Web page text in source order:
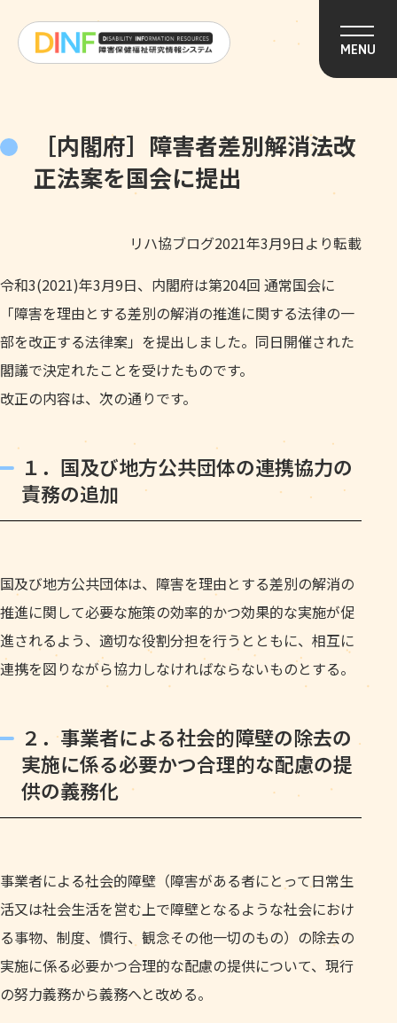
MENU
［内閣府］障害者差別解消法改
正法案を国会に提出
リハ協ブログ2021年3月9日より転載
令和3(2021)年3月9日、内閣府は第204回 通常国会に
「障害を理由とする差別の解消の推進に関する法律の一
部を改正する法律案」を提出しました。同日開催された
閣議で決定れたことを受けたものです。
改正の内容は、次の通りです。
１．国及び地方公共団体の連携協力の
責務の追加
国及び地方公共団体は、障害を理由とする差別の解消の
推進に関して必要な施策の効率的かつ効果的な実施が促
進されるよう、適切な役割分担を行うとともに、相互に
連携を図りながら協力しなければならないものとする。
２．事業者による社会的障壁の除去の
実施に係る必要かつ合理的な配慮の提
供の義務化
事業者による社会的障壁（障害がある者にとって日常生
活又は社会生活を営む上で障壁となるような社会におけ
る事物、制度、慣行、観念その他一切のもの）の除去の
実施に係る必要かつ合理的な配慮の提供について、現行
の努力義務から義務へと改める。